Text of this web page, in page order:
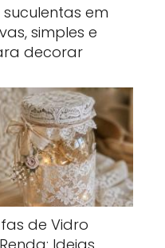
em
simples e
decorar
de Vidro